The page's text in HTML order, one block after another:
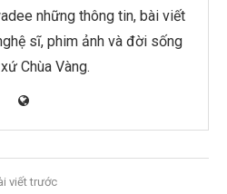
những thông tin, bài viết
sĩ, phim ảnh và đời sống
Chùa Vàng.
viết trước